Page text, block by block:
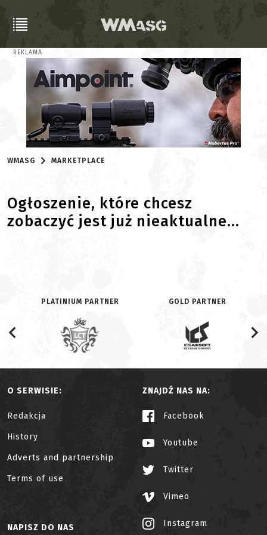
REKLAMA
WMASG MARKETPLACE
Ogłoszenie, które chcesz
zobaczyć jest już nieaktualne...
PLATINIUM PARTNER GOLD PARTNER
O SERWISIE:
Redakcja
History
Adverts and partnership
Terms of use
ZNAJDŹ NAS NA:
Facebook
Youtube
Twitter
Vimeo
Instagram
NAPISZ DO NAS